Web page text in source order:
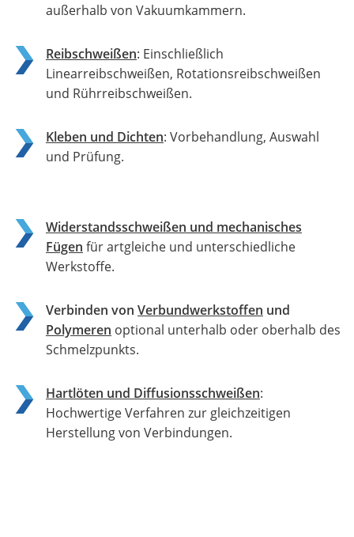
außerhalb von Vakuumkammern.
Reibschweißen: Einschließlich
Linearreibschweißen, Rotationsreibschweißen
und Rührreibschweißen.
Kleben und Dichten: Vorbehandlung, Auswahl
und Prüfung.
Widerstandsschweißen und mechanisches
Fügen für artgleiche und unterschiedliche
Werkstoffe.
Verbinden von Verbundwerkstoffen und
Polymeren optional unterhalb oder oberhalb des
Schmelzpunkts.
Hartlöten und Diffusionsschweißen:
Hochwertige Verfahren zur gleichzeitigen
Herstellung von Verbindungen.